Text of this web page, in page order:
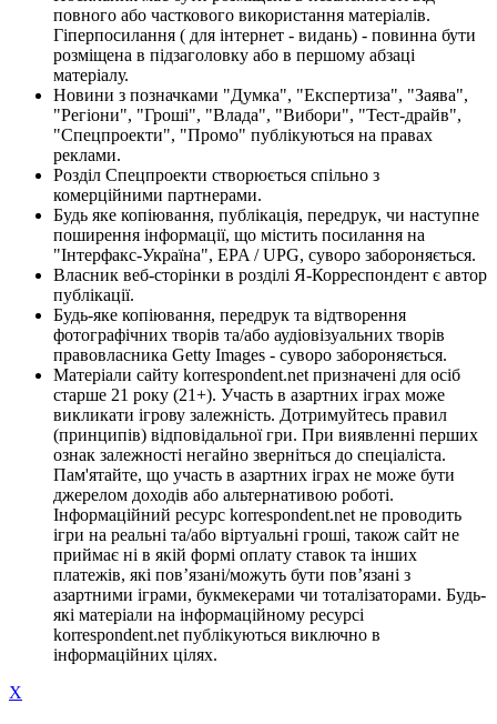
повного або часткового використання матеріалів.
Гіперпосилання ( для інтернет - видань) - повинна бути
розміщена в підзаголовку або в першому абзаці
матеріалу.
Новини з позначками "Думка", "Експертиза", "Заява",
"Регіони", "Гроші", "Влада", "Вибори", "Тест-драйв",
"Спецпроекти", "Промо" публікуються на правах
реклами.
Розділ Спецпроекти створюється спільно з
комерційними партнерами.
Будь яке копіювання, публікація, передрук, чи наступне
поширення інформації, що містить посилання на
"Інтерфакс-Україна", EPA / UPG, суворо забороняється.
Власник веб-сторінки в розділі Я-Корреспондент є автор
публікації.
Будь-яке копіювання, передрук та відтворення
фотографічних творів та/або аудіовізуальних творів
правовласника Getty Images - суворо забороняється.
Матеріали сайту korrespondent.net призначені для осіб
старше 21 року (21+). Участь в азартних іграх може
викликати ігрову залежність. Дотримуйтесь правил
(принципів) відповідальної гри. При виявленні перших
ознак залежності негайно зверніться до спеціаліста.
Пам'ятайте, що участь в азартних іграх не може бути
джерелом доходів або альтернативою роботі.
Інформаційний ресурс korrespondent.net не проводить
ігри на реальні та/або віртуальні гроші, також сайт не
приймає ні в якій формі оплату ставок та інших
платежів, які пов’язані/можуть бути пов’язані з
азартними іграми, букмекерами чи тоталізаторами. Будь-
які матеріали на інформаційному ресурсі
korrespondent.net публікуються виключно в
інформаційних цілях.
X